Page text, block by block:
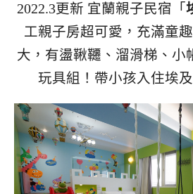
2022.3更新 宜蘭親子民宿「
工親子房超可愛，充滿童
大，有盪鞦韆、溜滑梯、小
玩具組！帶小孩入住埃